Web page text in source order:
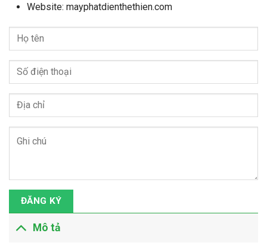
Website: mayphatdienthethien.com
ĐĂNG KÝ
Mô tả